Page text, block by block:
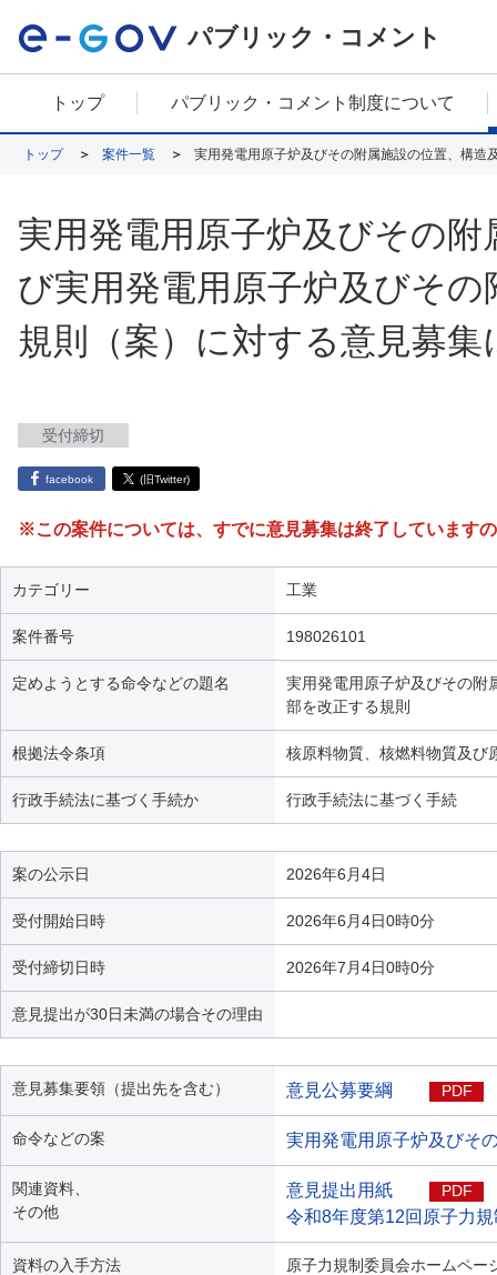
パブリック・コメント
トップ パブリック・コメント制度について
トップ 案件一覧
実用発電用原子炉及びその
び実用発電用原子炉及びそ
規則（案）に対する意見募集
受付締切
facebook (旧Twitter)
※この案件については、すでに意見募集は終了しています
カテゴリー 工業
案件番号 198026101
定めようとする命令などの題名
実用発電用原子炉及びその附
部を改正する規則
根拠法令条項 核原料物質、核燃料物質及び
行政手続法に基づく手続か 行政手続法に基づく手続
案の公示日 2026年6月4日
受付開始日時 2026年6月4日0時0分
受付締切日時 2026年7月4日0時0分
意見提出が30日未満の場合その理由
意見募集要領（提出先を含む） 意見公募要綱 PDF
命令などの案 実用発電用原子炉及びそ
関連資料、
その他
意見提出用紙 PDF
令和8年度第12回原子力
資料の入手方法 原子力規制委員会ホームペー